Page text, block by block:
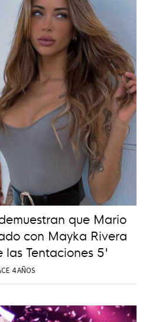
que Mario
con Mayka Rivera
Tentaciones 5'
4 AÑOS